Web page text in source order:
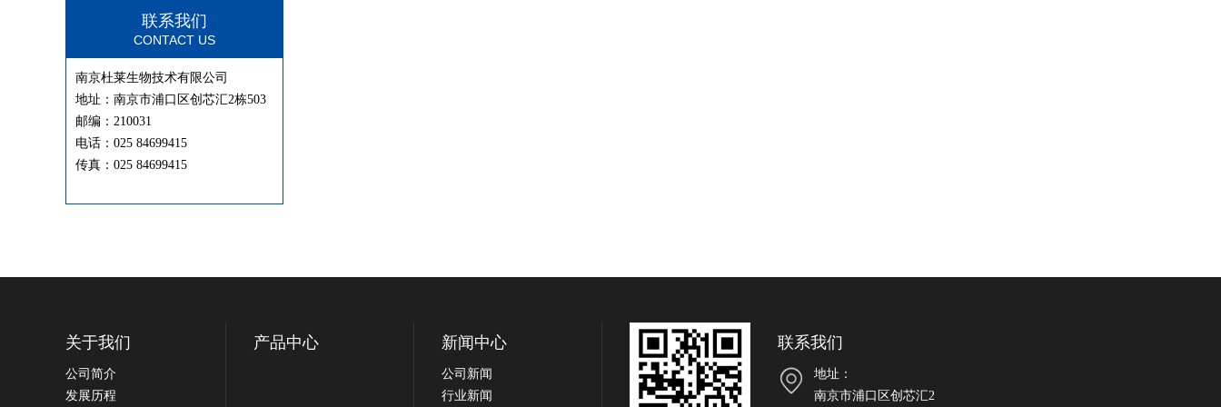
联系我们
CONTACT US
南京杜莱生物技术有限公司
地址：南京市浦口区创芯汇2栋503
邮编：210031
电话：025 84699415
传真：025 84699415
关于我们
公司简介
发展历程
产品中心 新闻中心
公司新闻
行业新闻
联系我们
地址：
南京市浦口区创芯汇2